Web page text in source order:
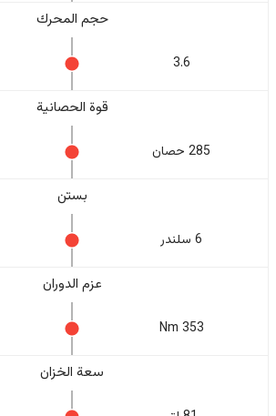
حجم المحرك
3.6
قوة الحصانية
285 حصان
بستن
6 سلندر
عزم الدوران
353 Nm
سعة الخزان